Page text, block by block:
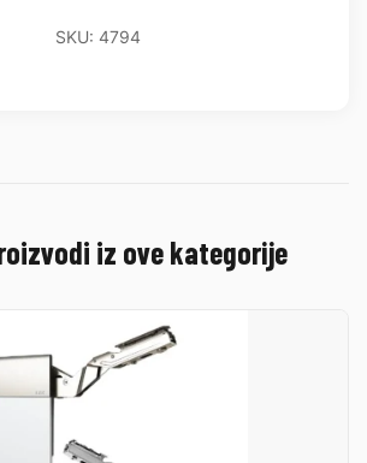
SKU: 4794
iz ove kategorije